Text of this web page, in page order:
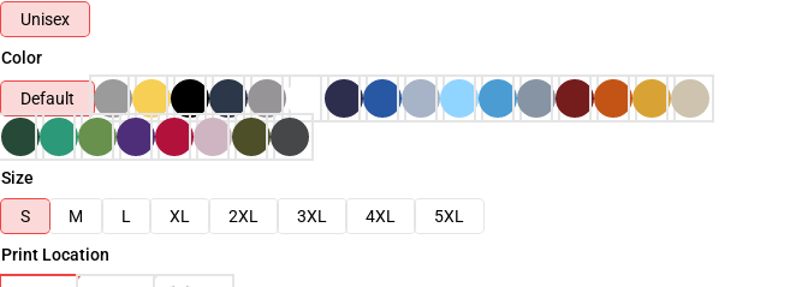
Unisex
Color
Default
Size
S
M L XL 2XL 3XL 4XL
5XL
Print Location